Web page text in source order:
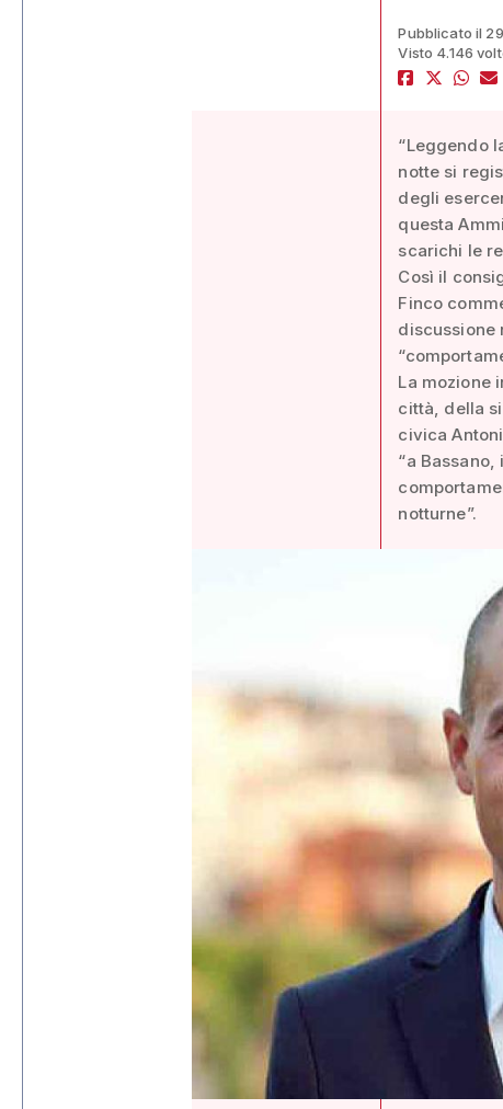
Pubblicato il
Visto 4.146
“Leggendo
notte si
degli
questa
scarichi le
Così il
Finco
discussione
La mozione
città, della
civica
“a
notturne”.